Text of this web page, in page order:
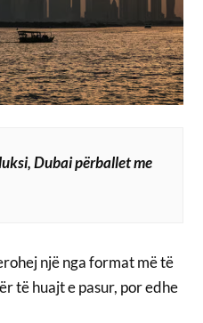
Dubai përballet me
një nga format më të
të huajt e pasur, por edhe